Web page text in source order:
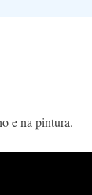
e na pintura.